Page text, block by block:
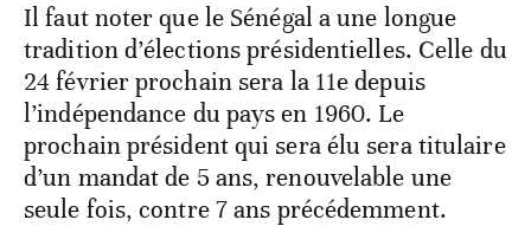
Il faut noter que le Sénégal a une longue
tradition d’élections présidentielles. Celle du
24 février prochain sera la 11e depuis
l’indépendance du pays en 1960. Le
prochain président qui sera élu sera titulaire
d’un mandat de 5 ans, renouvelable une
seule fois, contre 7 ans précédemment.